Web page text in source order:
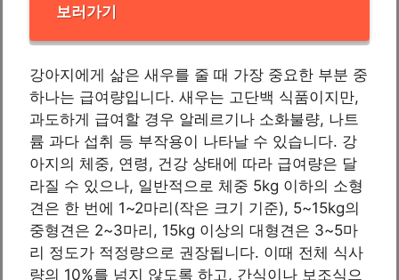
보러가기
강아지에게 삶은 새우를 줄 때 가장 중요한 부분 중
하나는 급여량입니다. 새우는 고단백 식품이지만,
과도하게 급여할 경우 알레르기나 소화불량, 나트
륨 과다 섭취 등 부작용이 나타날 수 있습니다. 강
아지의 체중, 연령, 건강 상태에 따라 급여량은 달
라질 수 있으나, 일반적으로 체중 5kg 이하의 소형
견은 한 번에 1~2마리(작은 크기 기준), 5~15kg의
중형견은 2~3마리, 15kg 이상의 대형견은 3~5마
리 정도가 적정량으로 권장됩니다. 이때 전체 식사
량의 10%를 넘지 않도록 하고, 간식이나 보조식으